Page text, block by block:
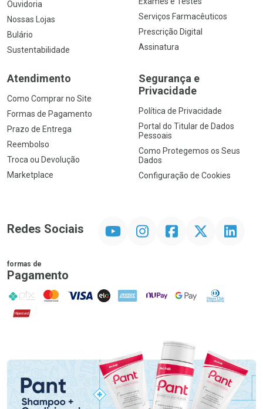
Ouvidoria
Nossas Lojas
Bulário
Sustentabilidade
Serviços Farmacêuticos
Prescrição Digital
Assinatura
Atendimento
Como Comprar no Site
Formas de Pagamento
Prazo de Entrega
Reembolso
Troca ou Devolução
Marketplace
Segurança e
Privacidade
Política de Privacidade
Portal do Titular de Dados
Pessoais
Como Protegemos os Seus
Dados
Configuração de Cookies
Redes Sociais InstagramFacebookTwitter Linkedin
formas de
Pagamento
PIX MasterCard
VISA ELO AMEX NuPay Google PayDiners Club
Hipercard
Promoção em Destaque